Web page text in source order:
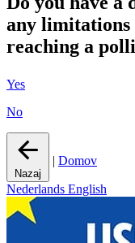
any
reaching a
Yes
No
Nazaj
| Domov
Nederlands English